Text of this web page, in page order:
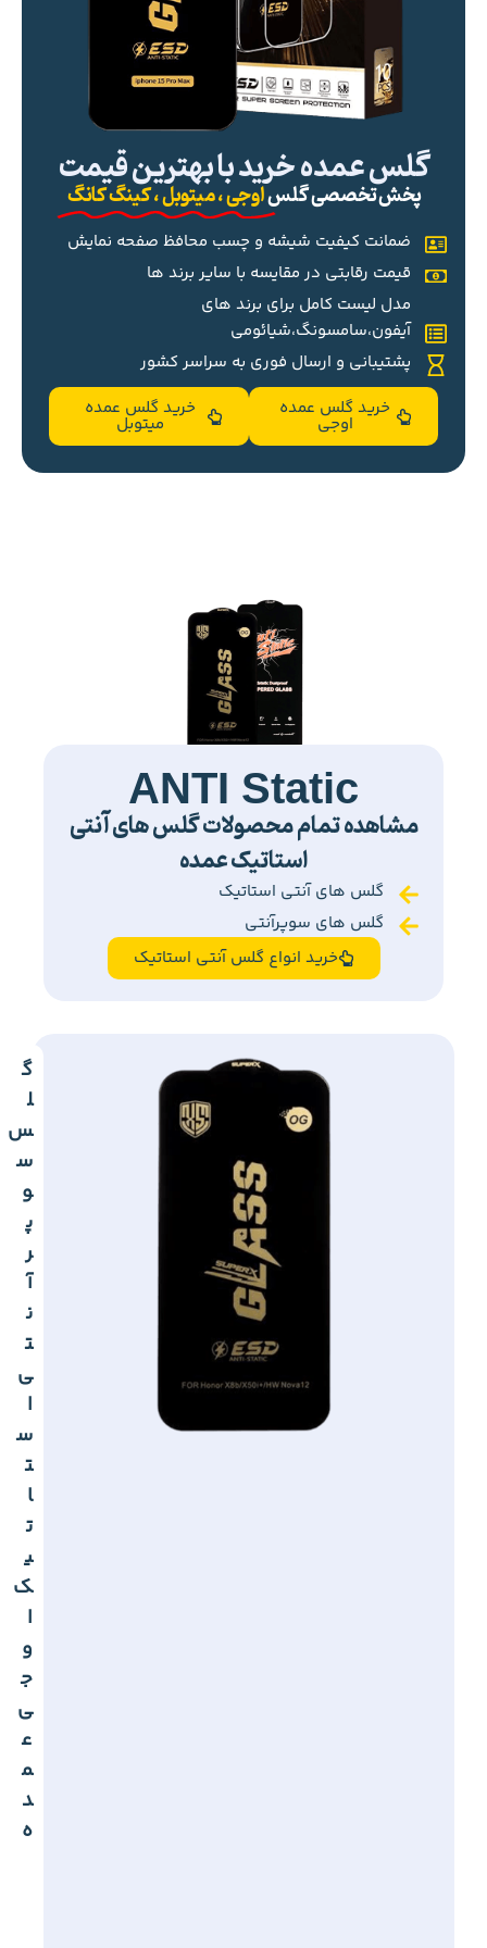
گلس عمده خرید با بهترین قیمت
پخش تخصصی گلساوجی ، میتوبل ، کینگ کانگ
ضمانت کیفیت شیشه و چسب محافظ صفحه نمایش
قیمت رقابتی در مقایسه با سایر برند ها
مدل لیست کامل برای برند های
آیفون،سامسونگ،شیائومی
پشتیبانی و ارسال فوری به سراسر کشور
خرید گلس عمده
اوجی
خرید گلس عمده
میتوبل
ANTI Static
مشاهده تمام محصولات گلس های آنتی
استاتیک عمده
گلس های آنتی استاتیک
گلس های سوپرآنتی
خرید انواع گلس آنتی استاتیک
گ
ل
س
س
و
پ
ر
آ
ن
ت
ی
ا
س
ت
ا
ت
ی
ک
ا
و
ج
ی
ع
م
د
ه